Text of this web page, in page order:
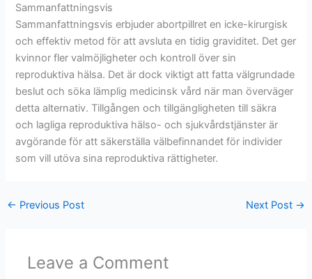
Sammanfattningsvis
Sammanfattningsvis erbjuder abortpillret en icke-kirurgisk
och effektiv metod för att avsluta en tidig graviditet. Det ger
kvinnor fler valmöjligheter och kontroll över sin
reproduktiva hälsa. Det är dock viktigt att fatta välgrundade
beslut och söka lämplig medicinsk vård när man överväger
detta alternativ. Tillgången och tillgängligheten till säkra
och lagliga reproduktiva hälso- och sjukvårdstjänster är
avgörande för att säkerställa välbefinnandet för individer
som vill utöva sina reproduktiva rättigheter.
← Previous Post Next Post →
Leave a Comment